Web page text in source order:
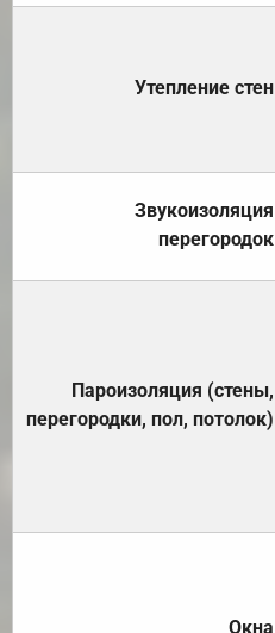
Утепление стен
Звукоизоляция
перегородок
Пароизоляция (стены,
перегородки, пол, потолок)
Окна